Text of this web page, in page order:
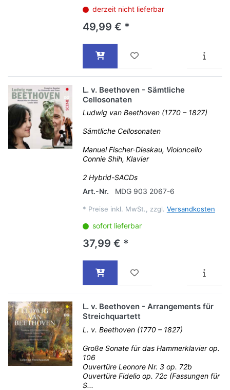
derzeit nicht lieferbar
49,99 € *
L. v. Beethoven - Sämtliche
Cellosonaten
Ludwig van Beethoven (1770 – 1827)
Sämtliche Cellosonaten
Manuel Fischer-Dieskau, Violoncello
Connie Shih, Klavier
2 Hybrid-SACDs
Art.-Nr.
MDG 903 2067-6
* Preise inkl. MwSt., zzgl. Versandkosten
sofort lieferbar
37,99 € *
L. v. Beethoven - Arrangements für
Streichquartett
L. v. Beethoven (1770 – 1827)
Große Sonate für das Hammerklavier op.
106
Ouvertüre Leonore Nr. 3 op. 72b
Ouvertüre Fidelio op. 72c (Fassungen für
S...